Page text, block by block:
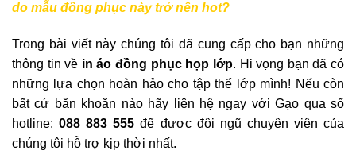
do mẫu đồng phục này trở nên hot?
Trong bài viết này chúng tôi đã cung cấp cho bạn những
thông tin về in áo đồng phục họp lớp. Hi vọng bạn đã có
những lựa chọn hoàn hảo cho tập thể lớp mình! Nếu còn
bất cứ băn khoăn nào hãy liên hệ ngay với Gạo qua số
hotline:088 883 555để được đội ngũ chuyên viên của
chúng tôi hỗ trợ kịp thời nhất.